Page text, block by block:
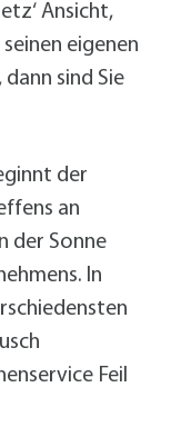
Ansicht,
eigenen
dann sind Sie
der
an
der Sonne
In
Feil